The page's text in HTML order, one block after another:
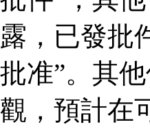
露，已發批
批准”。其
觀，預計在